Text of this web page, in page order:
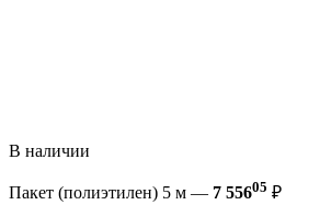
В наличии
Пакет (полиэтилен) 5 м — 7 55605 ₽